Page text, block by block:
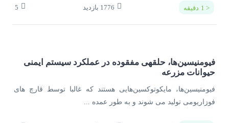
< 1 دقیقه 1776 بازدید 5
فیومنیسین­‌ها، حلقه­ی مفقوده در عملکرد سیستم ایمنی
حیوانات مزرعه
فیومنیسین‌­ها، مایکوتوکسین­‌هایی هستند که غالبا توسط قارچ­ های
فوزاریومی تولید می ­شوند و به طور عمده ...